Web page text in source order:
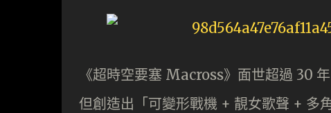
《超時空要塞 Macross》面世超過 30
但創造出「可變形戰機 + 靚女歌聲 + 多